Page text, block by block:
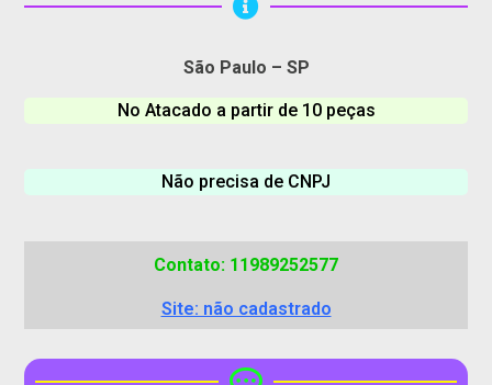
São Paulo – SP
No Atacado a partir de 10 peças
Não precisa de CNPJ
Contato: 11989252577
Site: não cadastrado